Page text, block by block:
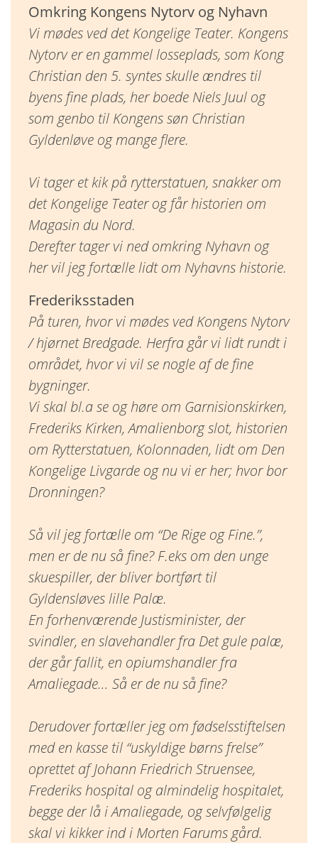
Omkring Kongens Nytorv og Nyhavn
Vi mødes ved det Kongelige Teater. Kongens
Nytorv er en gammel losseplads, som Kong
Christian den 5. syntes skulle ændres til
byens fine plads, her boede Niels Juul og
som genbo til Kongens søn Christian
Gyldenløve og mange flere.
Vi tager et kik på rytterstatuen, snakker om
det Kongelige Teater og får historien om
Magasin du Nord.
Derefter tager vi ned omkring Nyhavn og
her vil jeg fortælle lidt om Nyhavns historie.
Frederiksstaden
På turen, hvor vi mødes ved Kongens Nytorv
/ hjørnet Bredgade. Herfra går vi lidt rundt i
området, hvor vi vil se nogle af de fine
bygninger.
Vi skal bl.a se og høre om Garnisionskirken,
Frederiks Kirken, Amalienborg slot, historien
om Rytterstatuen, Kolonnaden, lidt om Den
Kongelige Livgarde og nu vi er her; hvor bor
Dronningen?
Så vil jeg fortælle om “De Rige og Fine.”,
men er de nu så fine? F.eks om den unge
skuespiller, der bliver bortført til
Gyldensløves lille Palæ.
En forhenværende Justisminister, der
svindler, en slavehandler fra Det gule palæ,
der går fallit, en opiumshandler fra
Amaliegade… Så er de nu så fine?
Derudover fortæller jeg om fødselsstiftelsen
med en kasse til “uskyldige børns frelse”
oprettet af Johann Friedrich Struensee,
Frederiks hospital og almindelig hospitalet,
begge der lå i Amaliegade, og selvfølgelig
skal vi kikker ind i Morten Farums gård.